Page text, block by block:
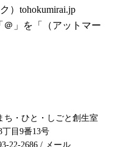
）tohokumirai.jp
」を「（アットマー
ち・ひと・しごと創生室
丁目9番13号
22-2686 / メール